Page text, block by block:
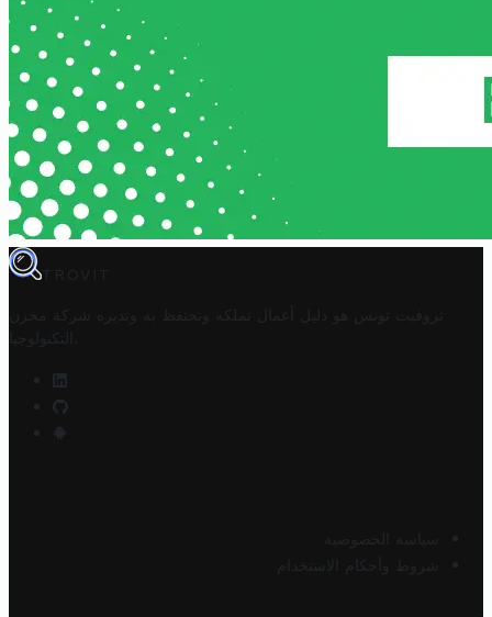
TROVIT
تروفيت تونس هو دليل أعمال تملكه وتحتفظ به وتديره
شركة مخزن
التكنولوجيا
سياسة الخصوصية
شروط وأحكام الاستخدام